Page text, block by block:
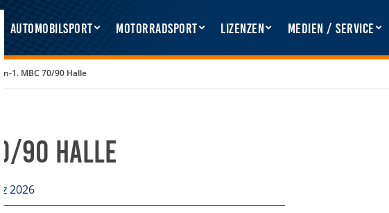
Automobilsport Motorradsport Lizenzen Medien / Service
1. MBC 70/90 Halle
90 Halle
2026